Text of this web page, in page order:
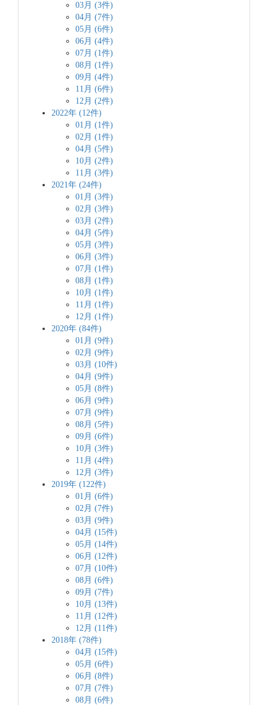
03月 (3件)
04月 (7件)
05月 (6件)
06月 (4件)
07月 (1件)
08月 (1件)
09月 (4件)
11月 (6件)
12月 (2件)
2022年 (12件)
01月 (1件)
02月 (1件)
04月 (5件)
10月 (2件)
11月 (3件)
2021年 (24件)
01月 (3件)
02月 (3件)
03月 (2件)
04月 (5件)
05月 (3件)
06月 (3件)
07月 (1件)
08月 (1件)
10月 (1件)
11月 (1件)
12月 (1件)
2020年 (84件)
01月 (9件)
02月 (9件)
03月 (10件)
04月 (9件)
05月 (8件)
06月 (9件)
07月 (9件)
08月 (5件)
09月 (6件)
10月 (3件)
11月 (4件)
12月 (3件)
2019年 (122件)
01月 (6件)
02月 (7件)
03月 (9件)
04月 (15件)
05月 (14件)
06月 (12件)
07月 (10件)
08月 (6件)
09月 (7件)
10月 (13件)
11月 (12件)
12月 (11件)
2018年 (78件)
04月 (15件)
05月 (6件)
06月 (8件)
07月 (7件)
08月 (6件)